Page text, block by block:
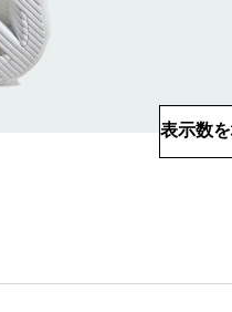
表示数